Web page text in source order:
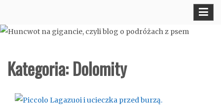
content
Huncwot na gigancie, czyli blog o
"Bo na tym pieskim świecie to się bardzo liczy, by iść na sześciu
łapach i jednej smyczy" Marek Majewski
Kategoria: Dolomity